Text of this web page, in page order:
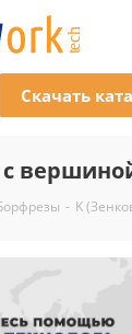
Скачать
- K